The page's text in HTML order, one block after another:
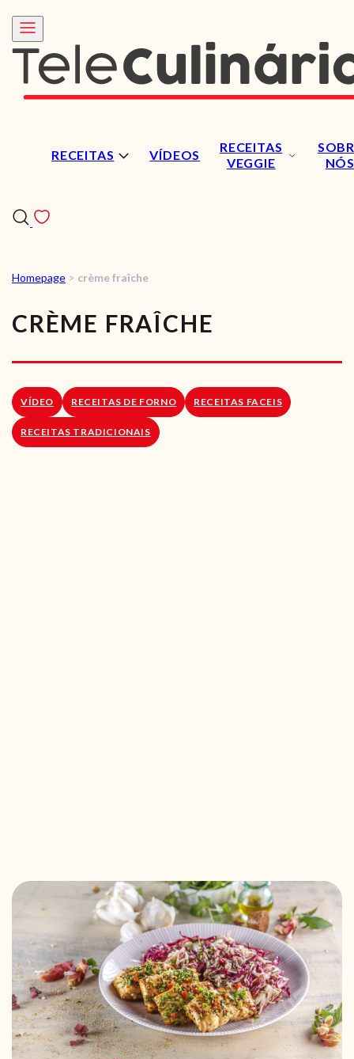
RECEITAS VÍDEOS
RECEITAS
VEGGIE
NÓS
VÍDEOS
RECEITAS VEGGIE
SOBRE NÓS
LOJA ONLINE
Homepage > crème fraîche
CRÈME FRAÎCHE
VÍDEO RECEITAS DE FORNO RECEITAS FACEIS
RECEITAS TRADICIONAIS